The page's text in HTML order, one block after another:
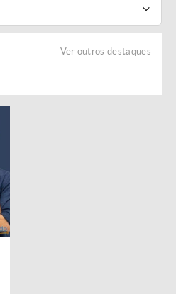
Ver outros destaques